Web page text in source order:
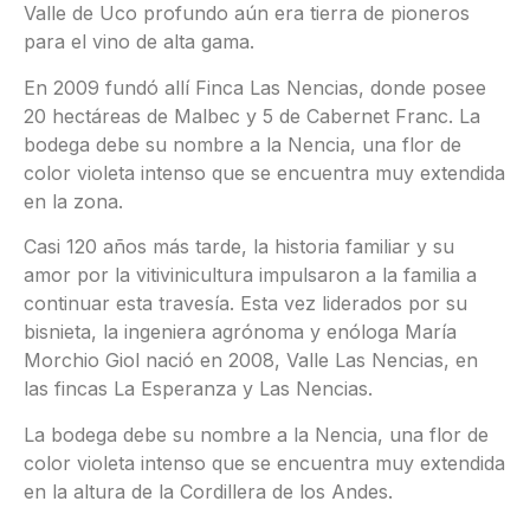
Valle de Uco profundo aún era tierra de pioneros
para el vino de alta gama.
En 2009 fundó allí Finca Las Nencias, donde posee
20 hectáreas de Malbec y 5 de Cabernet Franc. La
bodega debe su nombre a la Nencia, una flor de
color violeta intenso que se encuentra muy extendida
en la zona.
Casi 120 años más tarde, la historia familiar y su
amor por la vitivinicultura impulsaron a la familia a
continuar esta travesía. Esta vez liderados por su
bisnieta, la ingeniera agrónoma y enóloga María
Morchio Giol nació en 2008, Valle Las Nencias, en
las fincas La Esperanza y Las Nencias.
La bodega debe su nombre a la Nencia, una flor de
color violeta intenso que se encuentra muy extendida
en la altura de la Cordillera de los Andes.